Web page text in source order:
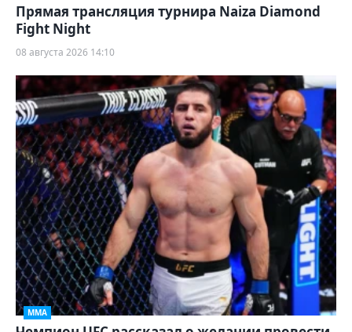
Прямая трансляция турнира Naiza Diamond
Fight Night
08 августа 2026 14:10
ММА